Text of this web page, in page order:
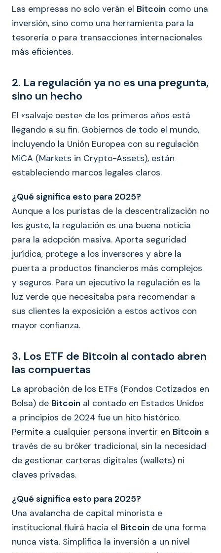
Las empresas no solo verán el Bitcoin como una
inversión, sino como una herramienta para la
tesorería o para transacciones internacionales
más eficientes.
2. La regulación ya no es una pregunta,
sino un hecho
El «salvaje oeste» de los primeros años está
llegando a su fin. Gobiernos de todo el mundo,
incluyendo la Unión Europea con su regulación
MiCA (Markets in Crypto-Assets), están
estableciendo marcos legales claros.
¿Qué significa esto para 2025?
Aunque a los puristas de la descentralización no
les guste, la regulación es una buena noticia
para la adopción masiva. Aporta seguridad
jurídica, protege a los inversores y abre la
puerta a productos financieros más complejos
y seguros. Para un ejecutivo la regulación es la
luz verde que necesitaba para recomendar a
sus clientes la exposición a estos activos con
mayor confianza.
3. Los ETF de Bitcoin al contado abren
las compuertas
La aprobación de los ETFs (Fondos Cotizados en
Bolsa) de Bitcoin al contado en Estados Unidos
a principios de 2024 fue un hito histórico.
Permite a cualquier persona invertir en Bitcoin a
través de su bróker tradicional, sin la necesidad
de gestionar carteras digitales (wallets) ni
claves privadas.
¿Qué significa esto para 2025?
Una avalancha de capital minorista e
institucional fluirá hacia el Bitcoin de una forma
nunca vista. Simplifica la inversión a un nivel